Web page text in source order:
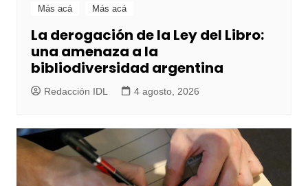
Más acá Más acá
La derogación de la Ley del Libro:
una amenaza a la
bibliodiversidad argentina
Redacción IDL 4 agosto, 2026